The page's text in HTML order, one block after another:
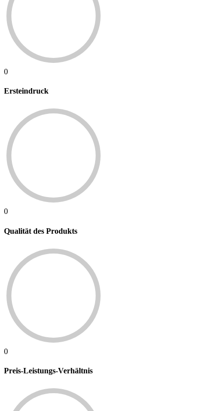
0
Ersteindruck
0
Qualität des Produkts
0
Preis-Leistungs-Verhältnis